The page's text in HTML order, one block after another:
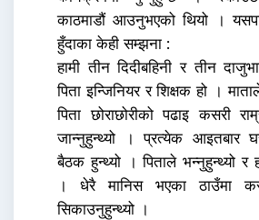
काठमाडौं आउनुभएको थियो ।
हुँदाका केही सम्झना :
हामी तीन दिदीबहिनी र तीन
पिता इन्जिनियर र शिक्षक हो ।
पिता छोराछोरीको पढाइ कसरी
जान्नुहुन्थ्यो । प्रत्येक आइतबार
बैठक हुन्थ्यो । पिताले भन्नुहुन्थ्यो र
। धेरै मानिस भएका ठाउँमा
सिकाउनुहुन्थ्यो ।